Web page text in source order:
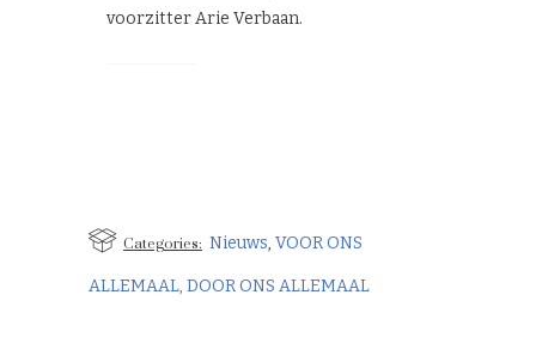
voorzitter Arie Verbaan.
Categories: Nieuws, VOOR ONS
ALLEMAAL, DOOR ONS ALLEMAAL